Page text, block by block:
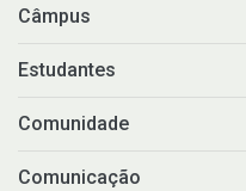
Câmpus
Estudantes
Comunidade
Comunicação